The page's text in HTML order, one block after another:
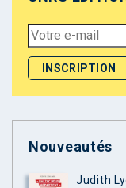
Nouveautés
Judith